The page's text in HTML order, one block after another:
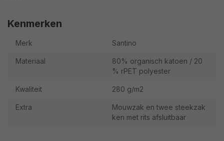
Kenmerken
Merk Santino
Materiaal
80% organisch katoen / 20
% rPET polyester
Kwaliteit 280 g/m2
Extra
Mouwzak en twee steekzak
ken met rits afsluitbaar